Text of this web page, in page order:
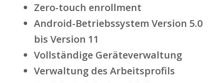
Zero-touch enrollment
Android-Betriebssystem Version 5.0
bis Version 11
Vollständige Geräteverwaltung
Verwaltung des Arbeitsprofils